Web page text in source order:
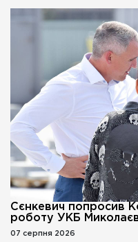
Сєнкевич попросив
роботу УКБ
07 серпня 2026